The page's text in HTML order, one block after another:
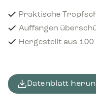
Praktische
Auffangen
Hergestellt aus
Datenblatt